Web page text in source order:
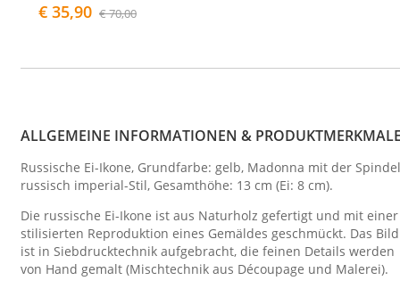
€ 35,90 € 70,00
ALLGEMEINE INFORMATIONEN &
Russische Ei-Ikone, Grundfarbe: gelb, Madonna mit der
russisch imperial-Stil, Gesamthöhe: 13 cm (Ei: 8 cm).
Die russische Ei-Ikone ist aus Naturholz gefertigt und mit einer
stilisierten Reproduktion eines Gemäldes geschmückt. Das Bild
ist in Siebdrucktechnik aufgebracht, die feinen Details werden
von Hand gemalt (Mischtechnik aus Découpage und Malerei).